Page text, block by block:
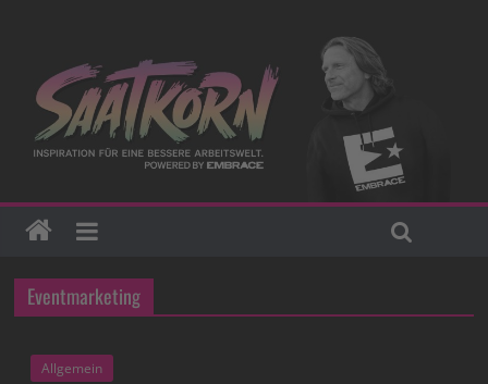
Eventmarketing
Allgemein